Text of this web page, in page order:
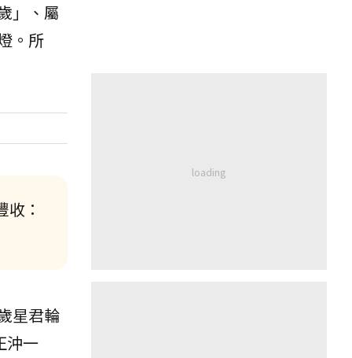
」、屬
。所
：
星君輪
沖一